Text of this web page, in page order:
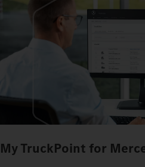
My TruckPoint for